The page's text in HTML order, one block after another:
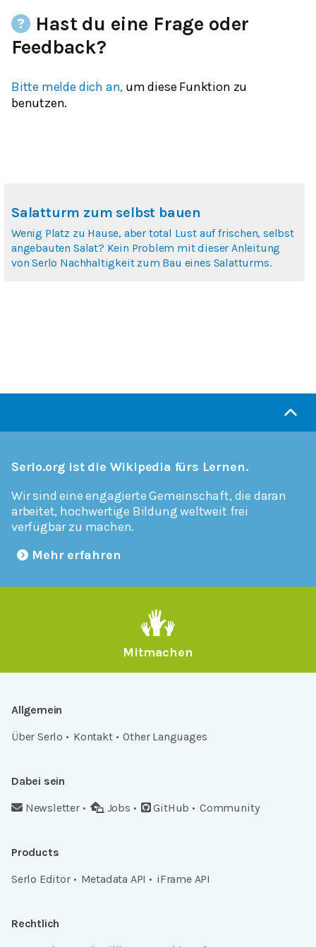
Hast du eine Frage oder
Feedback?
Bitte melde dich an, um diese Funktion zu
benutzen.
Salatturm zum selbst bauen
Wenig Platz zu Hause, aber total Lust auf frischen, selbst
angebauten Salat? Kein Problem mit dieser Anleitung
von Serlo Nachhaltigkeit zum Bau eines Salatturms.
Serlo.org ist die Wikipedia fürs Lernen.
Wir sind eine engagierte Gemeinschaft, die daran
arbeitet, hochwertige Bildung weltweit frei
verfügbar zu machen.
Mehr erfahren
Mitmachen
Allgemein
Über Serlo
Kontakt Other Languages
Dabei sein
Newsletter
Jobs GitHub Community
Products
Serlo Editor
Metadata API iFrame API
Rechtlich